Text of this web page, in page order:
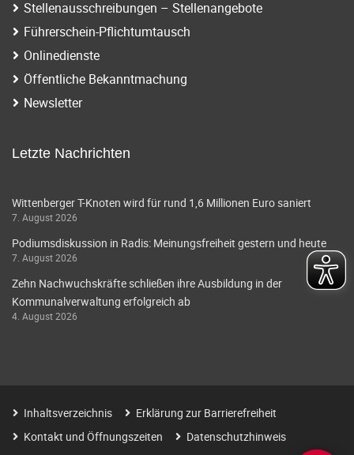
Stellenausschreibungen – Stellenangebote
Führerschein-Pflichtumtausch
Onlinedienste
Öffentliche Bekanntmachung
Newsletter
Letzte Nachrichten
Wittenberger T-Knoten wird für rund 1,6 Millionen Euro saniert
7. August 2026
Podiumsdiskussion in Radis: Meinungsfreiheit gestern und heute
7. August 2026
Zehn Nachwuchskräfte schließen ihre Ausbildung in der
Kommunalverwaltung erfolgreich ab
4. August 2026
Inhaltsverzeichnis
Erklärung zur Barrierefreiheit
Kontakt und Öffnungszeiten
Datenschutzhinweis